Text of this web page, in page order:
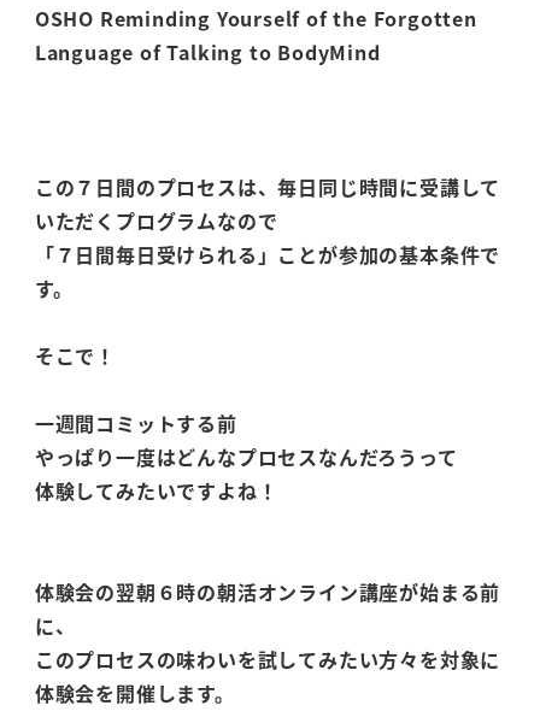
OSHO Reminding Yourself of the Forgotten
Language of Talking to BodyMind
この７日間のプロセスは、毎日同じ時間に受講して
いただくプログラムなので
「７日間毎日受けられる」ことが参加の基本条件で
す。
そこで！
一週間コミットする前
やっぱり一度はどんなプロセスなんだろうって
体験してみたいですよね！
体験会の翌朝６時の朝活オンライン講座が始まる前
に、
このプロセスの味わいを試してみたい方々を対象に
体験会を開催します。